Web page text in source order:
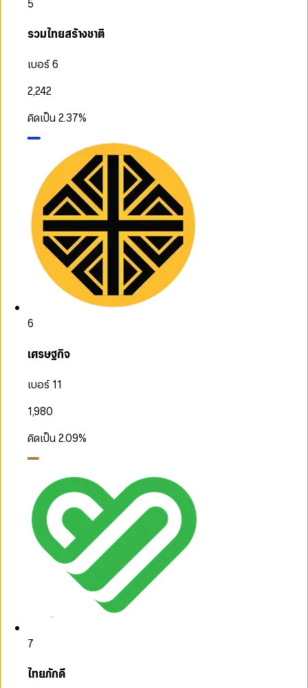
5
รวมไทยสร้างชาติ
เบอร์ 6
2,242
คิดเป็น2.37%
6
เศรษฐกิจ
เบอร์ 11
1,980
คิดเป็น2.09%
7
ไทยภักดี